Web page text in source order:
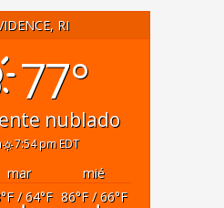
RI
77°
nublado
7:54 pm EDT
mar
mié
°F/ 64°F 86°F/ 66°F